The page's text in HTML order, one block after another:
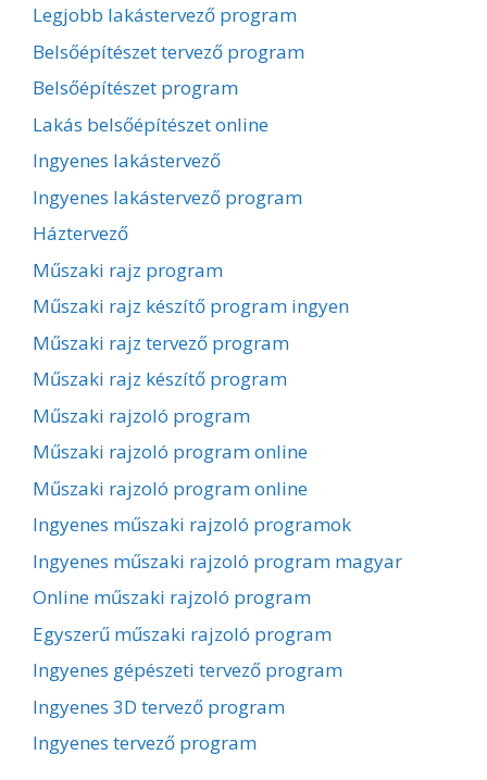
Legjobb lakástervező program
Belsőépítészet tervező program
Belsőépítészet program
Lakás belsőépítészet online
Ingyenes lakástervező
Ingyenes lakástervező program
Háztervező
Műszaki rajz program
Műszaki rajz készítő program ingyen
Műszaki rajz tervező program
Műszaki rajz készítő program
Műszaki rajzoló program
Műszaki rajzoló program online
Műszaki rajzoló program online
Ingyenes műszaki rajzoló programok
Ingyenes műszaki rajzoló program magyar
Online műszaki rajzoló program
Egyszerű műszaki rajzoló program
Ingyenes gépészeti tervező program
Ingyenes 3D tervező program
Ingyenes tervező program